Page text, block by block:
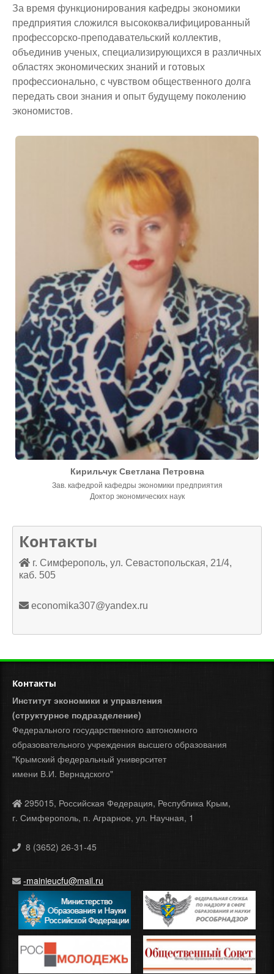
За время функционирования кафедры экономики
предприятия сложился высококвалифицированный
профессорско-преподавательский коллектив,
объединив ученых, специализирующихся в различных
областях экономических знаний и готовых
профессионально, с чувством общественного долга
передать свои знания и опыт будущему поколению
экономистов.
Кирильчук Светлана Петровна
Зав. кафедрой кафедры экономики предприятия
Доктор экономических наук
Контакты
г. Симферополь, ул. Севастопольская, 21/4,
каб. 505
economika307@yandex.ru
Контакты
Институт экономики и управления
(структурное подразделение)
Федерального государственного автономного
образовательного учреждения высшего образования
"Крымский федеральный университет
имени В.И. Вернадского"
295015, Российская Федерация, Республика Крым,
г. Симферополь, п. Аграрное, ул. Научная, 1
8 (3652) 26-31-45
-mainieucfu@mail.ru